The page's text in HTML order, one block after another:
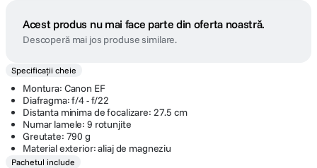
Acest produs nu mai face parte din oferta noastră.
Descoperă mai jos produse similare.
Specificații cheie
Montura: Canon EF
Diafragma: f/4 - f/22
Distanta minima de focalizare: 27.5 cm
Numar lamele: 9 rotunjite
Greutate: 790 g
Material exterior: aliaj de magneziu
Pachetul include